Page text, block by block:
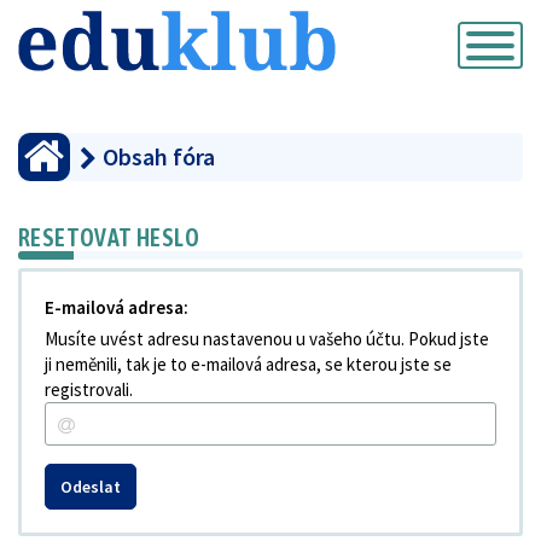
Přepnout
navigaci
Obsah fóra
RESETOVAT HESLO
E-mailová adresa:
Musíte uvést adresu nastavenou u vašeho účtu. Pokud jste
ji neměnili, tak je to e-mailová adresa, se kterou jste se
registrovali.
Odeslat